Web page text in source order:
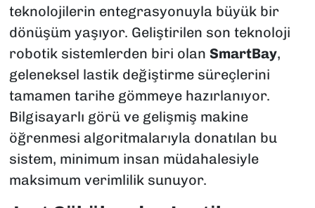
teknolojilerin entegrasyonuyla büyük bir
dönüşüm yaşıyor. Geliştirilen son teknoloji
robotik sistemlerden biri olan SmartBay,
geleneksel lastik değiştirme süreçlerini
tamamen tarihe gömmeye hazırlanıyor.
Bilgisayarlı görü ve gelişmiş makine
öğrenmesi algoritmalarıyla donatılan bu
sistem, minimum insan müdahalesiyle
maksimum verimlilik sunuyor.